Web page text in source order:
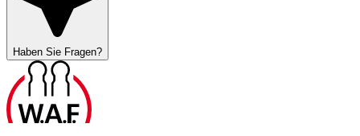
Haben Sie Fragen?